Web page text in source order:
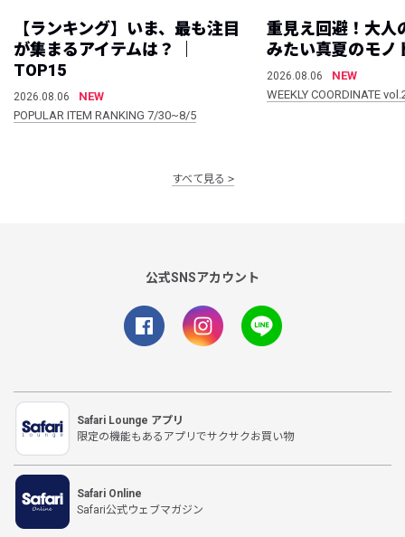
【ランキング】いま、最も注目
が集まるアイテムは？ ｜
TOP15
2026.08.06
NEW
POPULAR ITEM RANKING 7/30~8/5
重見え回避！大人
みたい真夏のモノ
2026.08.06
NEW
WEEKLY COORDINATE
すべて見る
公式SNSアカウント
Safari Lounge アプリ
限定の機能もあるアプリでサクサクお買い物
Safari Online
Safari公式ウェブマガジン